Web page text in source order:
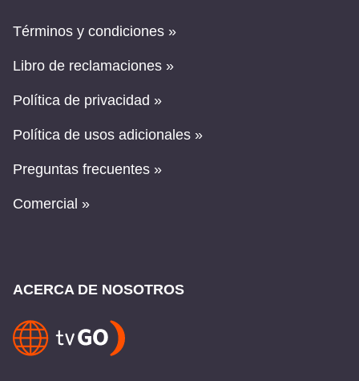
Términos y condiciones »
Libro de reclamaciones »
Política de privacidad »
Política de usos adicionales »
Preguntas frecuentes »
Comercial »
ACERCA DE NOSOTROS